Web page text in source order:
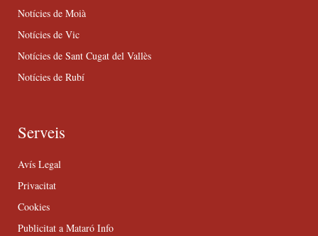
Notícies de Moià
Notícies de Vic
Notícies de Sant Cugat del Vallès
Notícies de Rubí
Serveis
Avís Legal
Privacitat
Cookies
Publicitat a Mataró Info